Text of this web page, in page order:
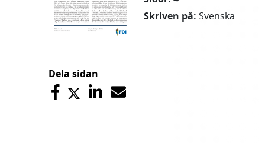
Skriven på: Svenska
Dela sidan